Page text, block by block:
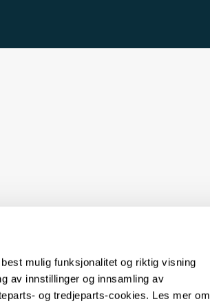
mulig funksjonalitet og riktig visning
av innstillinger og innsamling av
og tredjeparts-cookies. Les mer om